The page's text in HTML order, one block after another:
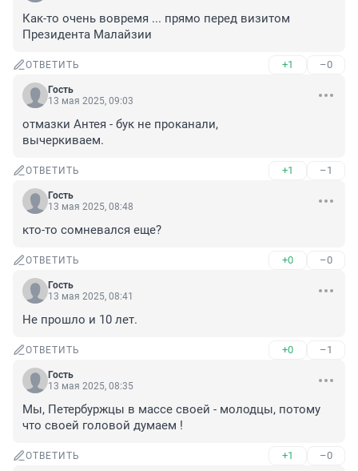
Как-то очень вовремя ... прямо перед визитом
Президента Малайзии
ОТВЕТИТЬ +1 –0
Гость
13 мая 2025, 09:03
отмазки Антея - бук не проканали,
вычеркиваем.
ОТВЕТИТЬ +1 –1
Гость
13 мая 2025, 08:48
кто-то сомневался еще?
ОТВЕТИТЬ +0 –0
Гость
13 мая 2025, 08:41
Не прошло и 10 лет.
ОТВЕТИТЬ +0 –1
Гость
13 мая 2025, 08:35
Мы, Петербуржцы в массе своей - молодцы, потому
что своей головой думаем !
ОТВЕТИТЬ +1 –0